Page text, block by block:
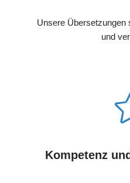
Unsere Übersetzungen
und
Kompetenz